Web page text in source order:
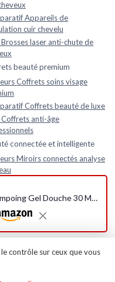
Lot de 125 Bouteilles de Shampoing Gel Douche 30 ML - Parfum Orange
Appareils de
cuir chevelu
Brosses laser anti-chute de
beauté premium
Coffrets soins visage
Coffrets beauté de luxe
Coffrets anti-âge
connectée et intelligente
Miroirs connectés analyse
beauté intelligents
application mobile
contrôle sur ceux que vous